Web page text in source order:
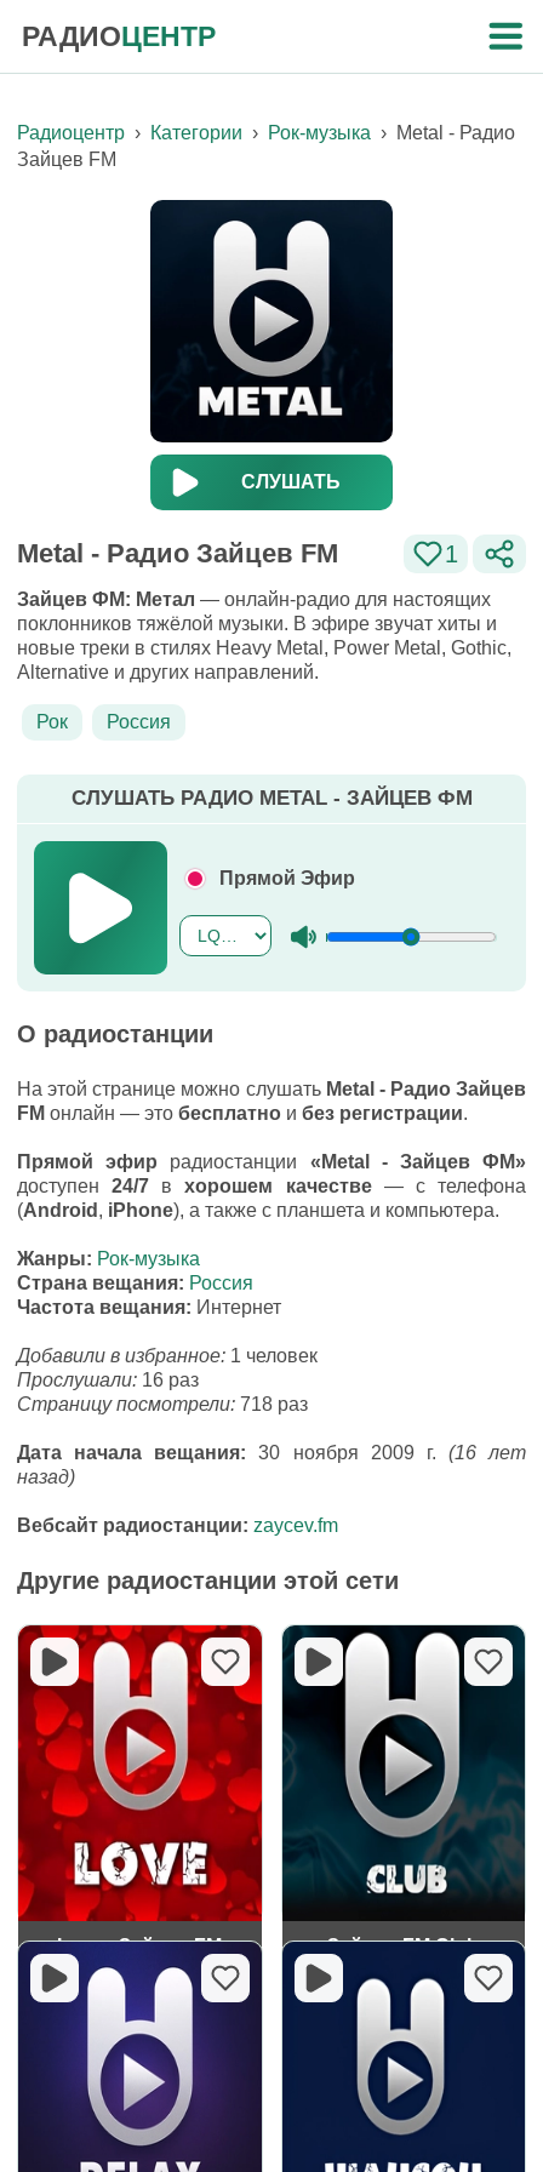
РАДИОЦЕНТР
Радиоцентр › Категории › Рок-музыка › Metal - Радио
Зайцев FM
СЛУШАТЬ
Metal - Радио Зайцев FM 1
Зайцев ФМ: Метал — онлайн-радио для настоящих
поклонников тяжёлой музыки. В эфире звучат хиты и
новые треки в стилях Heavy Metal, Power Metal, Gothic,
Alternative и других направлений.
Рок Россия
СЛУШАТЬ РАДИО METAL - ЗАЙЦЕВ ФМ
Прямой Эфир
О радиостанции
На этой странице можно слушать Metal - Радио Зайцев
FM онлайн — это бесплатно и без регистрации.
Прямой эфир радиостанции «Metal - Зайцев ФМ»
доступен24/7 вхорошем качестве— с телефона
(Android , iPhone), а также с планшета и компьютера.
Жанры: Рок-музыка
Страна вещания: Россия
Частота вещания: Интернет
Добавили в избранное: 1 человек
Прослушали: 16 раз
Страницу посмотрели: 718 раз
Дата начала вещания:30 ноября 2009 г. (16 лет
назад)
Вебсайт радиостанции: zaycev.fm
Другие радиостанции этой сети
Love - Зайцев FM Зайцев FM Club